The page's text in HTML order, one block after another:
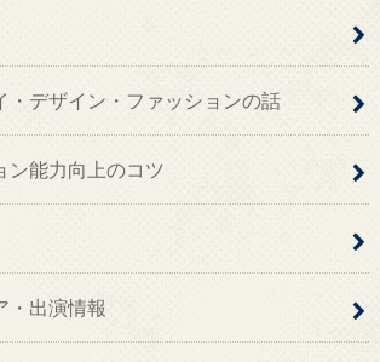
・デザイン・ファッションの話
ン能力向上のコツ
・出演情報